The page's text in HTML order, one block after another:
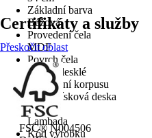
Základní barva
Béžová
Provedení čela
MDF
Povrch čela
Vysoce lesklé
Provedení korpusu
Dřevotřísková deska
Série
Lambada
Kód výrobku
Certifikáty a služby
Přeskočit oblast
FSC® N004506